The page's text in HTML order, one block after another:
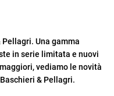
Una gamma
in serie limitata e nuovi
vediamo le novità
& Pellagri.